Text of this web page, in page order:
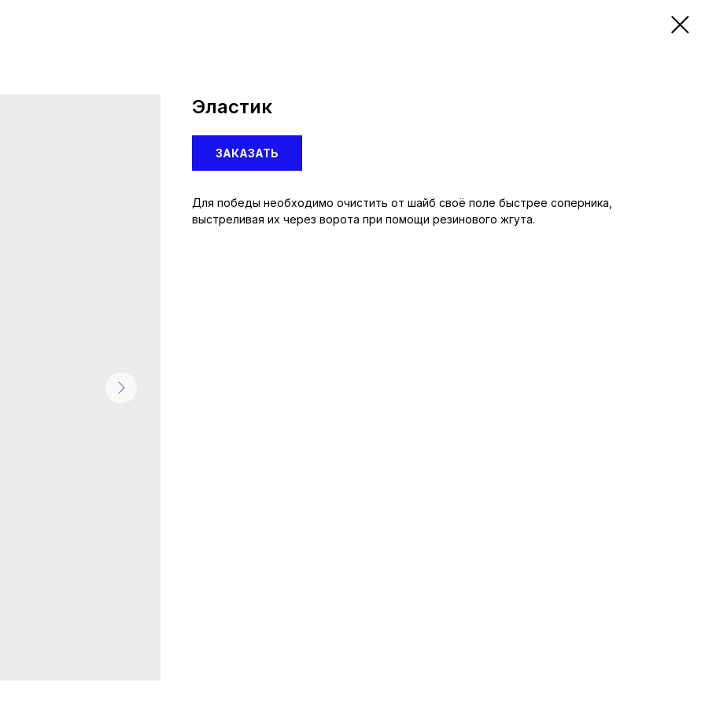
Эластик
ЗАКАЗАТЬ
Для победы необходимо очистить от шайб своё поле быстрее соперника,
выстреливая их через ворота при помощи резинового жгута.